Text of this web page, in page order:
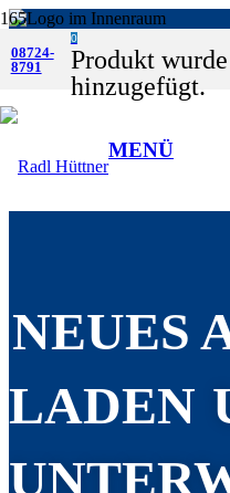
08724-
8791
0
Produktwurde
hinzugefügt.
MENÜ
NEUES
LADEN